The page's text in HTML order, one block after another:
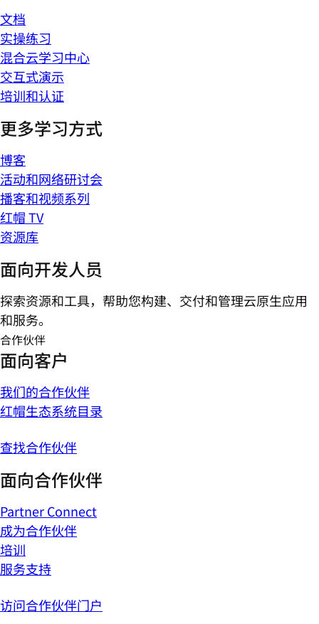
文档
实操练习
混合云学习中心
交互式演示
培训和认证
更多学习方式
博客
活动和网络研讨会
播客和视频系列
红帽 TV
资源库
面向开发人员
探索资源和工具，帮助您构建、交付和管理云原生应用
和服务。
合作伙伴
面向客户
我们的合作伙伴
红帽生态系统目录
查找合作伙伴
面向合作伙伴
Partner Connect
成为合作伙伴
培训
服务支持
访问合作伙伴门户